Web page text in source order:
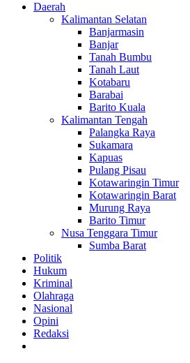
Daerah
Kalimantan Selatan
Banjarmasin
Banjar
Tanah Bumbu
Tanah Laut
Kotabaru
Barabai
Barito Kuala
Kalimantan Tengah
Palangka Raya
Sukamara
Kapuas
Pulang Pisau
Kotawaringin Timur
Kotawaringin Barat
Murung Raya
Barito Timur
Nusa Tenggara Timur
Sumba Barat
Politik
Hukum
Kriminal
Olahraga
Nasional
Opini
Redaksi